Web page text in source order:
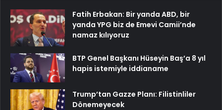
Fatih Erbakan: Bir yanda ABD, bir
yanda YPG biz de Emevi Camii’nde
namaz kılıyoruz
BTP Genel Başkanı Hüseyin Baş’a 8 yıl
hapis istemiyle iddianame
Trump’tan Gazze Planı: Filistinliler
Dönemeyecek